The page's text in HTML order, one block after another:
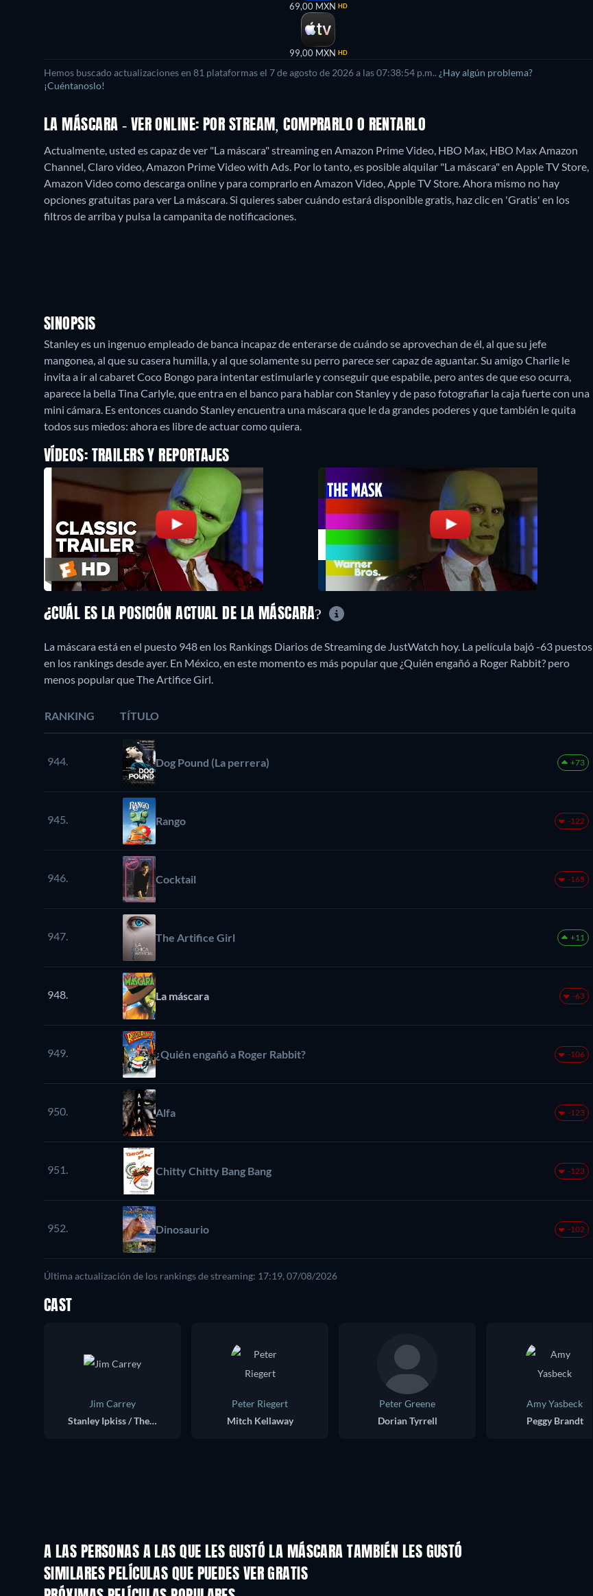
69,00 MXN HD
99,00 MXN HD
Hemos buscado actualizaciones en 81 plataformas el 7 de agosto de 2026a las07:38:54 p.m.. ¿Hay algún problema?
¡Cuéntanoslo!
LA MÁSCARA - VER ONLINE: POR STREAM, COMPRARLO O RENTARLO
Actualmente, usted es capaz de ver "La máscara" streaming en Amazon Prime Video, HBO Max, HBO Max Amazon
Channel, Claro video, Amazon Prime Video with Ads. Por lo tanto, es posible alquilar "La máscara" en Apple TV Store,
Amazon Video como descarga online y para comprarlo en Amazon Video, Apple TV Store.Ahora mismo no hay
opciones gratuitas para ver La máscara. Si quieres saber cuándo estará disponible gratis, haz clic en 'Gratis' en los
filtros de arriba y pulsa la campanita de notificaciones.
SINOPSIS
Stanley es un ingenuo empleado de banca incapaz de enterarse de cuándo se aprovechan de él, al que su jefe
mangonea, al que su casera humilla, y al que solamente su perro parece ser capaz de aguantar. Su amigo Charlie le
invita a ir al cabaret Coco Bongo para intentar estimularle y conseguir que espabile, pero antes de que eso ocurra,
aparece la bella Tina Carlyle, que entra en el banco para hablar con Stanley y de paso fotografiar la caja fuerte con una
mini cámara. Es entonces cuando Stanley encuentra una máscara que le da grandes poderes y que también le quita
todos sus miedos: ahora es libre de actuar como quiera.
VÍDEOS: TRAILERS Y REPORTAJES
¿CUÁL ES LA POSICIÓN ACTUAL DE LA MÁSCARA?
La máscara está en el puesto 948 en los Rankings Diarios de Streaming de JustWatch hoy. La película bajó -63 puestos
en los rankings desde ayer. En México, en este momento es más popular que ¿Quién engañó a Roger Rabbit? pero
menos popular que The Artifice Girl.
RANKING TÍTULO
944. Dog Pound (La perrera) +73
945. Rango -122
946. Cocktail -165
947. The Artifice Girl +11
948. La máscara -63
949. ¿Quién engañó a Roger Rabbit? -106
950. Alfa -123
951. Chitty Chitty Bang Bang -123
952. Dinosaurio -102
Última actualización de los rankings de streaming: 17:19, 07/08/2026
CAST
Jim Carrey
Stanley Ipkiss / The Mask
Peter Riegert
Mitch Kellaway
Peter Greene
Dorian Tyrrell
Amy Yasbeck
Peggy Brandt
A LAS PERSONAS A LAS QUE LES GUSTÓ LA MÁSCARA TAMBIÉN LES GUSTÓ
SIMILARES PELÍCULAS QUE PUEDES VER GRATIS